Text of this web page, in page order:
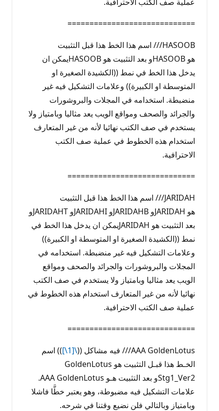
=============================
HASOOB/// اسم هذا الخط هذا قبل التثبيت
هو HASOOBو بعد التثبيت هو HASOOBيمكن ان
يدخل هذا الخط في نمط ((الكشيدة الصغيرة او
المتوسطة او الكبيرة)) وعلامات التشكيل فيه غير
منضبطة. استخدامه في المجلات والبروشورات
والجرائد والصحف ومواقع الويب يعد مثاليا وبامتياز ولا
يستخدم في صف الكتب نهائيا لأنه من غير المتعارف
استخدام هذه الخطوط في عملية صف الكتب
الاحترافية.
=============================
JARIDAH/// اسم هذا الخط هذا قبل التثبيت
هو JARIDAHو JARIDAHBو JARIDAHIو JARIDAHTو
بعد التثبيت هو JARIDAHيمكن ان يدخل هذا الخط في
نمط ((الكشيدة الصغيرة او المتوسطة او الكبيرة))
وعلامات التشكيل فيه غير منضبطة. استخدامه في
المجلات والبروشورات والجرائد والصحف ومواقع
الويب يعد مثاليا وبامتياز ولا يستخدم في صف الكتب
نهائيا لأنه من غير المتعارف استخدام هذه الخطوط في
عملية صف الكتب الاحترافية.
=============================
AAA GoldenLotus/// فيه مشاكل ((
\[1\]
)) اسم
الخـط هذا قبـل التثبيت هو GoldenLotus
Stg1_Ver2و بعد التثبيت هـو AAA GoldenLotus.
علامات التشكيل فيه مضبوطة، وهو يعتبر خطَّا فاشلا
وبامتياز وبالتالي فلن نضيع وقتنا في شرحه.